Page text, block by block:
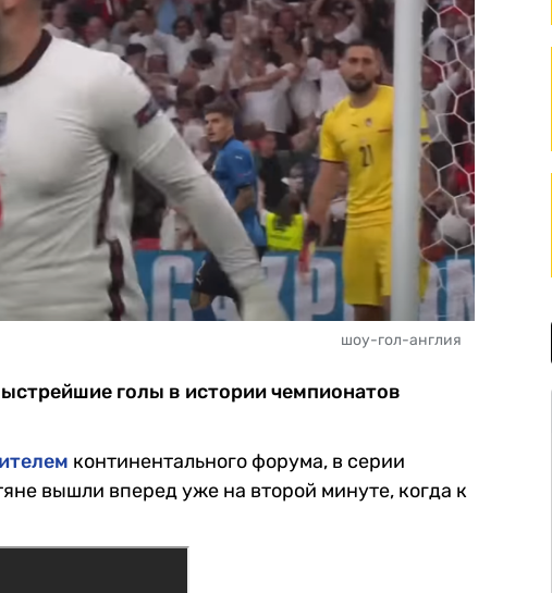
шоу-гол-англия
голы в истории чемпионатов
континентального форума, в серии
вышли вперед уже на второй минуте, когда к